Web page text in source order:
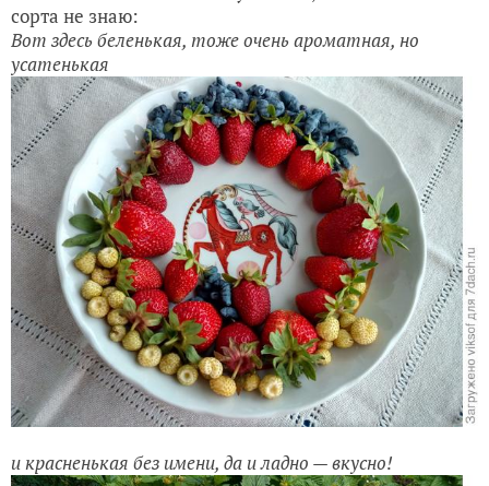
сорта не знаю:
Вот здесь беленькая, тоже очень ароматная, но
усатенькая
и красненькая без имени, да и ладно — вкусно!